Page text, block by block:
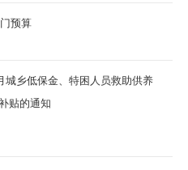
预算
城乡低保金、特困人员救助供养
贴的通知